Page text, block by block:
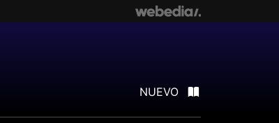
NUEVO